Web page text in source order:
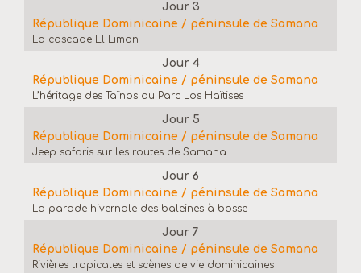
Jour 3
République Dominicaine / péninsule de Samana
La cascade El Limon
Jour 4
République Dominicaine / péninsule de Samana
L’héritage des Taïnos au Parc Los Haïtises
Jour 5
République Dominicaine / péninsule de Samana
Jeep safaris sur les routes de Samana
Jour 6
République Dominicaine / péninsule de Samana
La parade hivernale des baleines à bosse
Jour 7
République Dominicaine / péninsule de Samana
Rivières tropicales et scènes de vie dominicaines